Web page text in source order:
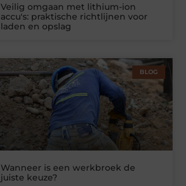
Veilig omgaan met lithium-ion
accu's: praktische richtlijnen voor
laden en opslag
BLOG
Wanneer is een werkbroek de
juiste keuze?